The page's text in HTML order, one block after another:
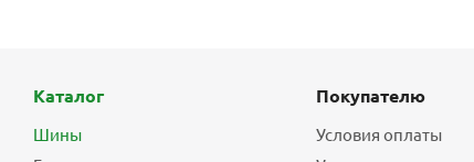
Каталог
Шины
Покупателю
Условия оплаты